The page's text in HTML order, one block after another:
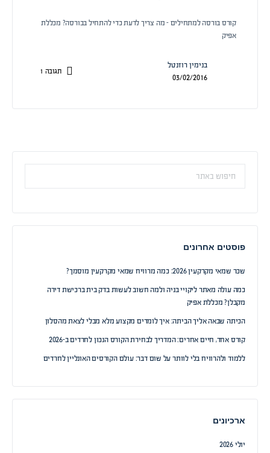
קורס בורסה למתחילים - מה צריך לדעת כדי להתחיל בבורסה? מכללת
אפיק
בנימין רוזנטל
03/02/2016
תגובה
חיפוש:
פוסטים אחרונים
שכר שמאי מקרקעין 2026: כמה מרוויח שמאי מקרקעין מוסמך?
כמה עולה מאתר ליקויי בניה ולמה חשוב לעשות בדק בית ברכישת דירה
מקבלן? מכללת אפיק
הכיתה שבאה אליך הביתה: איך לומדים מקצוע מלא מבלי לצאת מהסלון
קורס אחד, חיים אחרים: המדריך לבחירת הקורס הנכון לחרדים ב-2026
ללמוד ולהרוויח בלי לוותר על שום דבר: עולם הקורסים האונליין לחרדים
ארכיונים
יולי 2026